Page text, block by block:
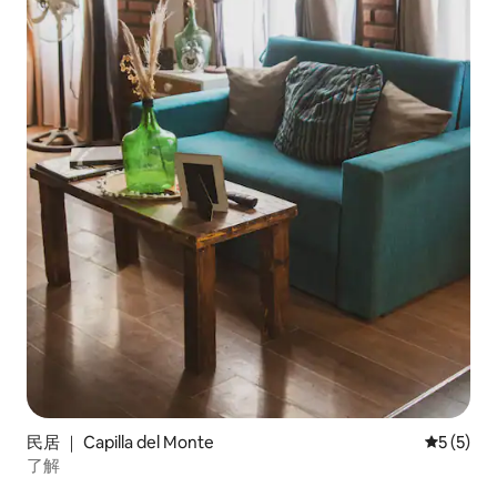
民居 ｜ Capilla del Monte 平均评分
5 (5)
了解